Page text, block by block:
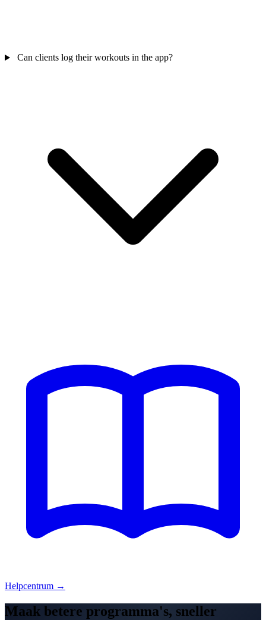
Can clients log their workouts in the app?
Helpcentrum →
Maak betere programma's, sneller